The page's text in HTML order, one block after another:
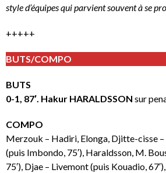
style d’équipes qui parvient souvent à se
+++++
BUTS/COMPO
BUTS
0-1, 87′. Hakur HARALDSSON sur
COMPO
Merzouk – Hadiri, Elonga, Djitte-cisse
(puis Imbondo, 75′), Haraldsson, M.
75′), Djae – Livemont (puis Kouadio,